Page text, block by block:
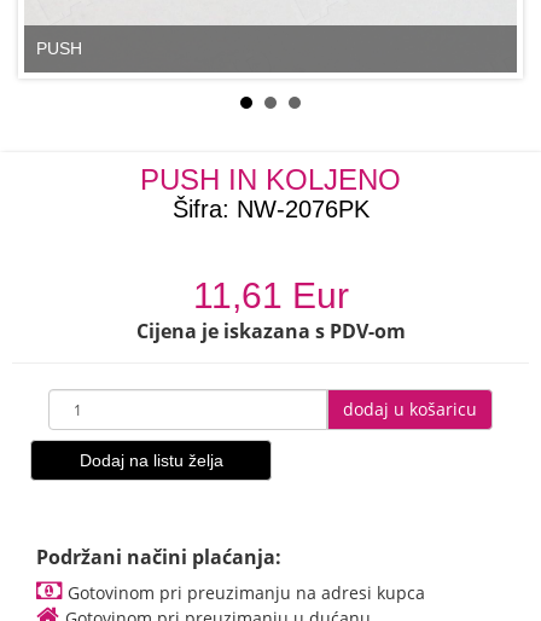
PUSH
PUSH IN KOLJENO
Šifra: NW-2076PK
11,61 Eur
Cijena je iskazana s PDV-om
dodaj u košaricu
Dodaj na listu želja
Podržani načini plaćanja:
Gotovinom pri preuzimanju na adresi kupca